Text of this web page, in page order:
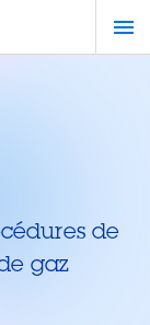
de
gaz